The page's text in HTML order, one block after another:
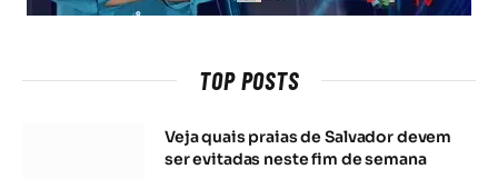
TOP POSTS
Veja quais praias de Salvador devem
ser evitadas neste fim de semana